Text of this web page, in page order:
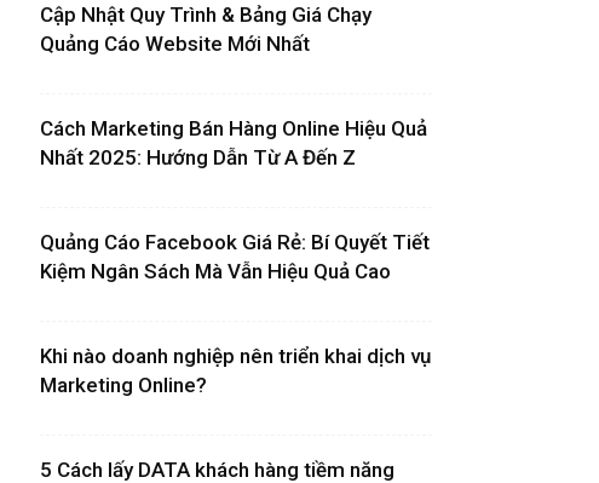
Cập Nhật Quy Trình & Bảng Giá Chạy
Quảng Cáo Website Mới Nhất
Cách Marketing Bán Hàng Online Hiệu Quả
Nhất 2025: Hướng Dẫn Từ A Đến Z
Quảng Cáo Facebook Giá Rẻ: Bí Quyết Tiết
Kiệm Ngân Sách Mà Vẫn Hiệu Quả Cao
Khi nào doanh nghiệp nên triển khai dịch vụ
Marketing Online?
5 Cách lấy DATA khách hàng tiềm năng